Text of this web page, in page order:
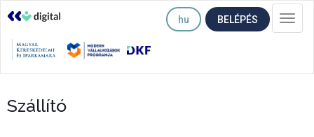
hu BELÉPÉS
Szállító